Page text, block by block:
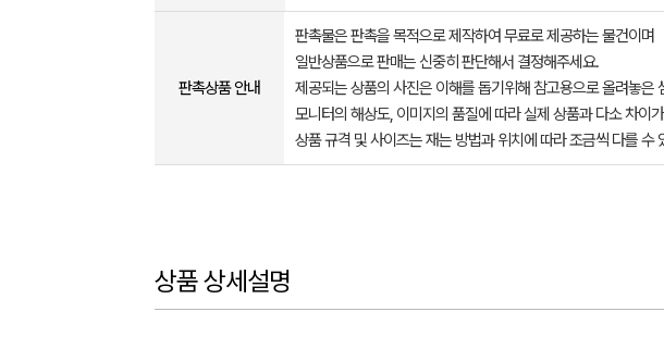
판촉상품 안내
판촉물은 판촉을 목적으로 제작하여 무료로 제공하는 물건이며
일반상품으로 판매는 신중히 판단해서 결정해주세요.
제공되는 상품의 사진은 이해를 돕기위해 참고용으로 올려놓은
모니터의 해상도, 이미지의 품질에 따라 실제 상품과 다소 차이
상품 규격 및 사이즈는 재는 방법과 위치에 따라 조금씩 다를 수
상품 상세설명